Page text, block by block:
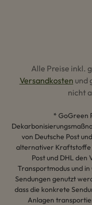
Alle Preise inkl.
Versandkosten und
nicht
* GoGreen
von Deutsche Post
alternativer Kraftstoffe
Post und DHL
Transportmodus und
Sendungen genutzt
dass die konkrete
Anlagen